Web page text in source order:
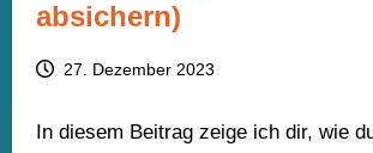
absichern)
27. Dezember 2023
In diesem Beitrag zeige ich dir, wie